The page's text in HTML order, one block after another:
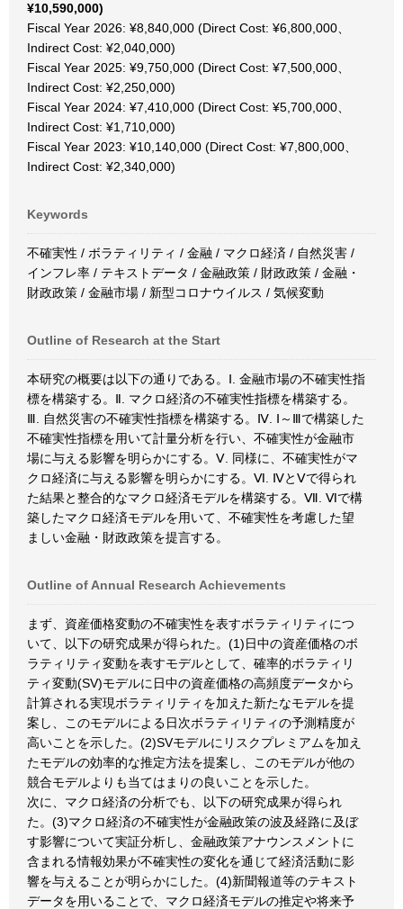
¥10,590,000)
Fiscal Year 2026: ¥8,840,000 (Direct Cost: ¥6,800,000、
Indirect Cost: ¥2,040,000)
Fiscal Year 2025: ¥9,750,000 (Direct Cost: ¥7,500,000、
Indirect Cost: ¥2,250,000)
Fiscal Year 2024: ¥7,410,000 (Direct Cost: ¥5,700,000、
Indirect Cost: ¥1,710,000)
Fiscal Year 2023: ¥10,140,000 (Direct Cost: ¥7,800,000、
Indirect Cost: ¥2,340,000)
Keywords
不確実性 / ボラティリティ / 金融 / マクロ経済 / 自然災害 /
インフレ率 / テキストデータ / 金融政策 / 財政政策 / 金融・
財政政策 / 金融市場 / 新型コロナウイルス / 気候変動
Outline of Research at the Start
本研究の概要は以下の通りである。Ⅰ. 金融市場の不確実性指
標を構築する。Ⅱ. マクロ経済の不確実性指標を構築する。
Ⅲ. 自然災害の不確実性指標を構築する。Ⅳ. Ⅰ～Ⅲで構築した
不確実性指標を用いて計量分析を行い、不確実性が金融市
場に与える影響を明らかにする。Ⅴ. 同様に、不確実性がマ
クロ経済に与える影響を明らかにする。Ⅵ. ⅣとⅤで得られ
た結果と整合的なマクロ経済モデルを構築する。Ⅶ. Ⅵで構
築したマクロ経済モデルを用いて、不確実性を考慮した望
ましい金融・財政政策を提言する。
Outline of Annual Research Achievements
まず、資産価格変動の不確実性を表すボラティリティにつ
いて、以下の研究成果が得られた。(1)日中の資産価格のボ
ラティリティ変動を表すモデルとして、確率的ボラティリ
ティ変動(SV)モデルに日中の資産価格の高頻度データから
計算される実現ボラティリティを加えた新たなモデルを提
案し、このモデルによる日次ボラティリティの予測精度が
高いことを示した。(2)SVモデルにリスクプレミアムを加え
たモデルの効率的な推定方法を提案し、このモデルが他の
競合モデルよりも当てはまりの良いことを示した。
次に、マクロ経済の分析でも、以下の研究成果が得られ
た。(3)マクロ経済の不確実性が金融政策の波及経路に及ぼ
す影響について実証分析し、金融政策アナウンスメントに
含まれる情報効果が不確実性の変化を通じて経済活動に影
響を与えることが明らかにした。(4)新聞報道等のテキスト
データを用いることで、マクロ経済モデルの推定や将来予